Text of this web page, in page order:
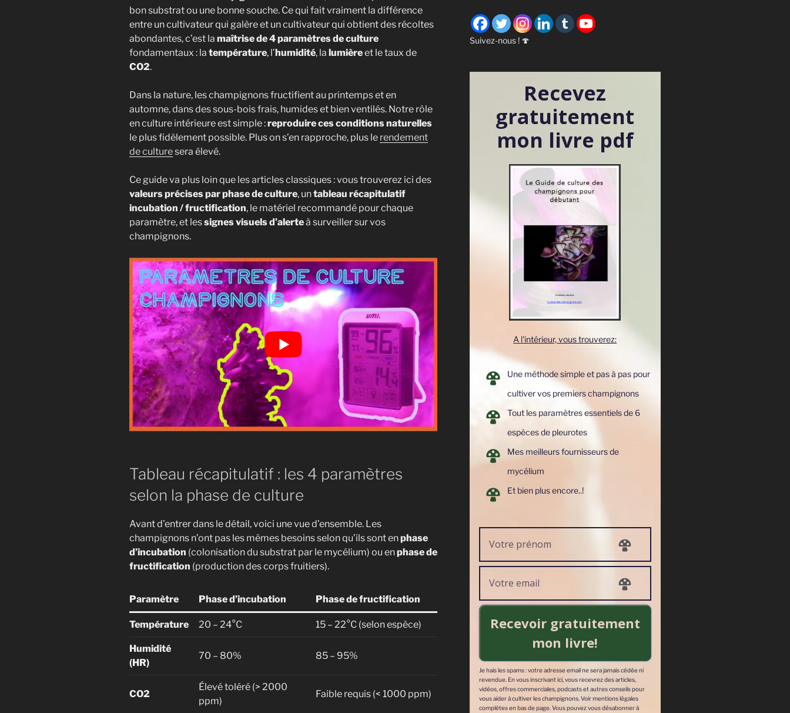
bon substrat ou une bonne souche. Ce qui fait vraiment la différence
entre un cultivateur qui galère et un cultivateur qui obtient des récoltes
abondantes, c’est la maîtrise de 4 paramètres de culture
fondamentaux : la température, l’humidité, la lumièreet le taux de
CO2.
Dans la nature, les champignons fructifient au printemps et en
automne, dans des sous-bois frais, humides et bien ventilés. Notre rôle
en culture intérieure est simple :reproduire ces conditions naturelles
le plus fidèlement possible. Plus on s’en rapproche, plus le rendement
de culturesera élevé.
Ce guide va plus loin que les articles classiques : vous trouverez ici des
valeurs précises par phase de culture, untableau récapitulatif
incubation / fructification, le matériel recommandé pour chaque
paramètre, et lessignes visuels d’alerteà surveiller sur vos
champignons.
Tableau récapitulatif : les 4 paramètres
selon la phase de culture
Avant d’entrer dans le détail, voici une vue d’ensemble. Les
champignons n’ont pas les mêmes besoins selon qu’ils sont enphase
d’incubation (colonisation du substrat par le mycélium) ou enphase de
fructification (production des corps fruitiers).
Paramètre Phase d’incubation Phase de fructification
Température 20 – 24°C 15 – 22°C (selon espèce)
Humidité
(HR)
70 – 80% 85 – 95%
CO2
Élevé toléré (> 2000
ppm)
Faible requis (< 1000 ppm)
Suivez-nous ! 🍄
Recevez
gratuitement
mon livre pdf
A l'intérieur, vous trouverez:
Une méthode simple et pas à pas pour
cultiver vos premiers champignons
Tout les paramètres essentiels de 6
espèces de pleurotes
Mes meilleurs fournisseurs de
mycélium
Et bien plus encore..!
Recevoir gratuitement
mon livre!
Je hais les spams : votre adresse email ne sera jamais cédée ni
revendue. En vous inscrivant ici, vous recevrez des articles,
vidéos, offres commerciales, podcasts et autres conseils pour
vous aider à cultiver les champignons. Voir mentions légales
complètes en bas de page. Vous pouvez vous désabonner à